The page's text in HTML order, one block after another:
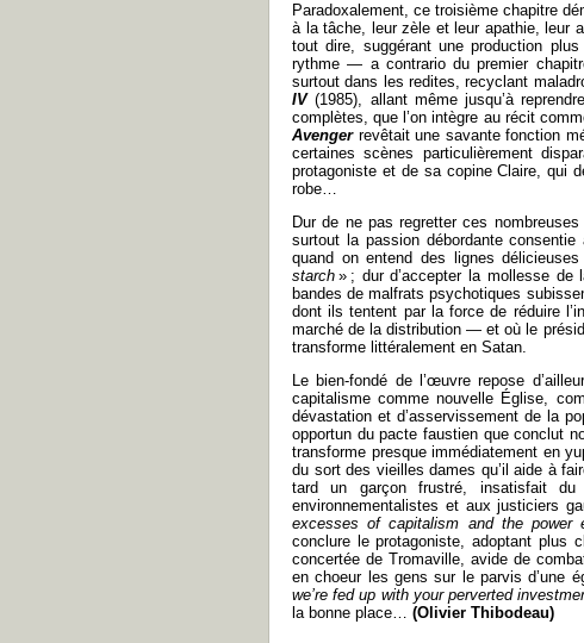
Paradoxalement, ce troisième chapitre
à la tâche, leur zèle et leur apathie, leur
tout dire, suggérant une production
rythme— a contrario du premier
surtout dans les redites, recyclant
IV(1985), allant même jusqu’à
complètes, que l’on intègre au récit
Avengerrevêtait une savante fonction
certaines scènes particulièrement
protagoniste et de sa copine Claire, qui
robe…
Dur de ne pas regretter ces
surtout la passion débordante
quand on entend des lignes
starch » ; dur d’accepter la mollesse de
bandes de malfrats psychotiques
dont ils tentent par la force de réduire
marché de la distribution — et où le
transforme littéralement en Satan.
Le bien-fondé de l’œuvre repose
capitalisme comme nouvelle Église,
dévastation et d’asservissement de la
opportun du pacte faustien que conclut
transforme presque immédiatement en
du sort des vieilles dames qu’il aide à
tard un garçon frustré, insatisfait
environnementalistes et aux justiciers
excesses of capitalism and the power
conclure le protagoniste, adoptant plus
concertée de Tromaville, avide de
en choeur les gens sur le parvis d’une
we’re fed up with your perverted
la bonne place… (Olivier Thibodeau)